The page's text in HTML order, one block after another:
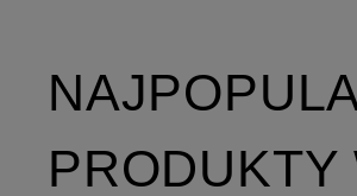
PRODUKTY